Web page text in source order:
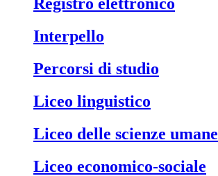
interpello
percorsi di studio
liceo linguistico
liceo delle scienze umane
liceo economico-sociale